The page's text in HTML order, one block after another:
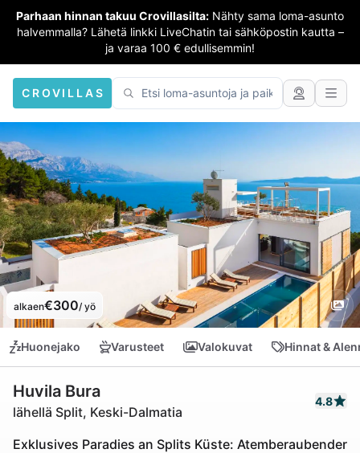
Parhaan hinnan takuu Crovillasilta: Nähty sama loma-asunto
halvemmalla? Lähetä linkki LiveChatin tai sähköpostin kautta –
ja varaa 100 € edullisemmin!
CROVILLAS
alkaen€300/ yö
Huonejako Varusteet Valokuvat Hinnat &
Huvila Bura
lähellä Split, Keski-Dalmatia
4.8
Exklusives Paradies an Splits Küste: Atemberaubender